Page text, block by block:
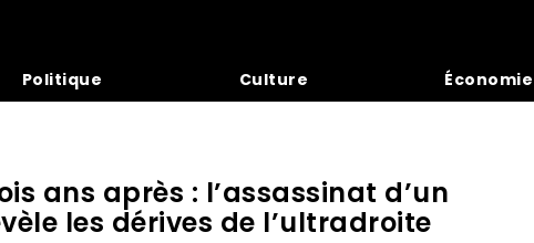
Politique Culture Économie
ans après : l’assassinat d’un
les dérives de l’ultradroite